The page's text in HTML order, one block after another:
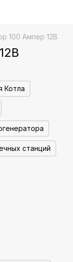
100 Ампер 12В
Котла
станций